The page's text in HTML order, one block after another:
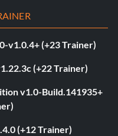
v1.0.4+ (+23 Trainer)
(+22 Trainer)
v1.0-Build.141935+
(+12 Trainer)